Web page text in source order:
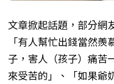
文章掀起話題，部分網
「有人幫忙出錢當然
子，害人（孩子）痛苦
來受苦的」、「如果爺